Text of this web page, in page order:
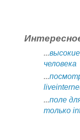
...
человека
...
...поле
только